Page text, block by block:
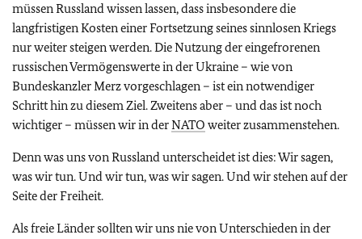
müssen Russland wissen lassen, dass insbesondere die
langfristigen Kosten einer Fortsetzung seines sinnlosen Kriegs
nur weiter steigen werden. Die Nutzung der eingefrorenen
russischen Vermögenswerte in der Ukraine – wie von
Bundeskanzler Merz vorgeschlagen – ist ein notwendiger
Schritt hin zu diesem Ziel. Zweitens aber – und das ist noch
wichtiger – müssen wir in derNATO weiter zusammenstehen.
Denn was uns von Russland unterscheidet ist dies: Wir sagen,
was wir tun. Und wir tun, was wir sagen. Und wir stehen auf der
Seite der Freiheit.
Als freie Länder sollten wir uns nie von Unterschieden in der